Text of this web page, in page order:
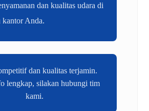
dan kualitas udara di
kantor Anda.
dan kualitas terjamin.
lengkap, silakan hubungi tim
kami.